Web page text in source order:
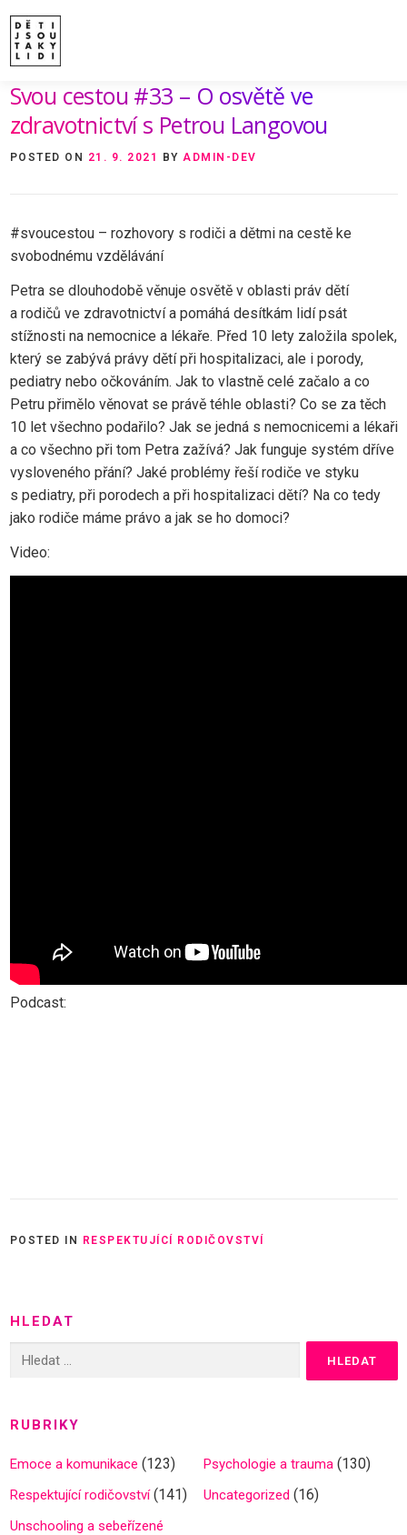
content
ÚVOD O MNĚ A O PROJEKTU
VIDEA A ROZHOVORY
ARCHIV ČLÁNKŮ
Svou cestou #33 – O osvětě ve
zdravotnictví s Petrou Langovou
POSTED ON 21. 9. 2021 BY ADMIN-DEV
#svoucestou – rozhovory s rodiči a dětmi na cestě ke
svobodnému vzdělávání
Petra se dlouhodobě věnuje osvětě v oblasti práv dětí
a rodičů ve zdravotnictví a pomáhá desítkám lidí psát
stížnosti na nemocnice a lékaře. Před 10 lety založila spolek,
který se zabývá právy dětí při hospitalizaci, ale i porody,
pediatry nebo očkováním. Jak to vlastně celé začalo a co
Petru přimělo věnovat se právě téhle oblasti? Co se za těch
10 let všechno podařilo? Jak se jedná s nemocnicemi a lékaři
a co všechno při tom Petra zažívá? Jak funguje systém dříve
vysloveného přání? Jaké problémy řeší rodiče ve styku
s pediatry, při porodech a při hospitalizaci dětí? Na co tedy
jako rodiče máme právo a jak se ho domoci?
Video:
Podcast:
POSTED IN RESPEKTUJÍCÍ RODIČOVSTVÍ
HLEDAT
RUBRIKY
Emoce a komunikace (123) Psychologie a trauma (130)
Respektující rodičovství(141) Uncategorized (16)
Unschooling a sebeřízené